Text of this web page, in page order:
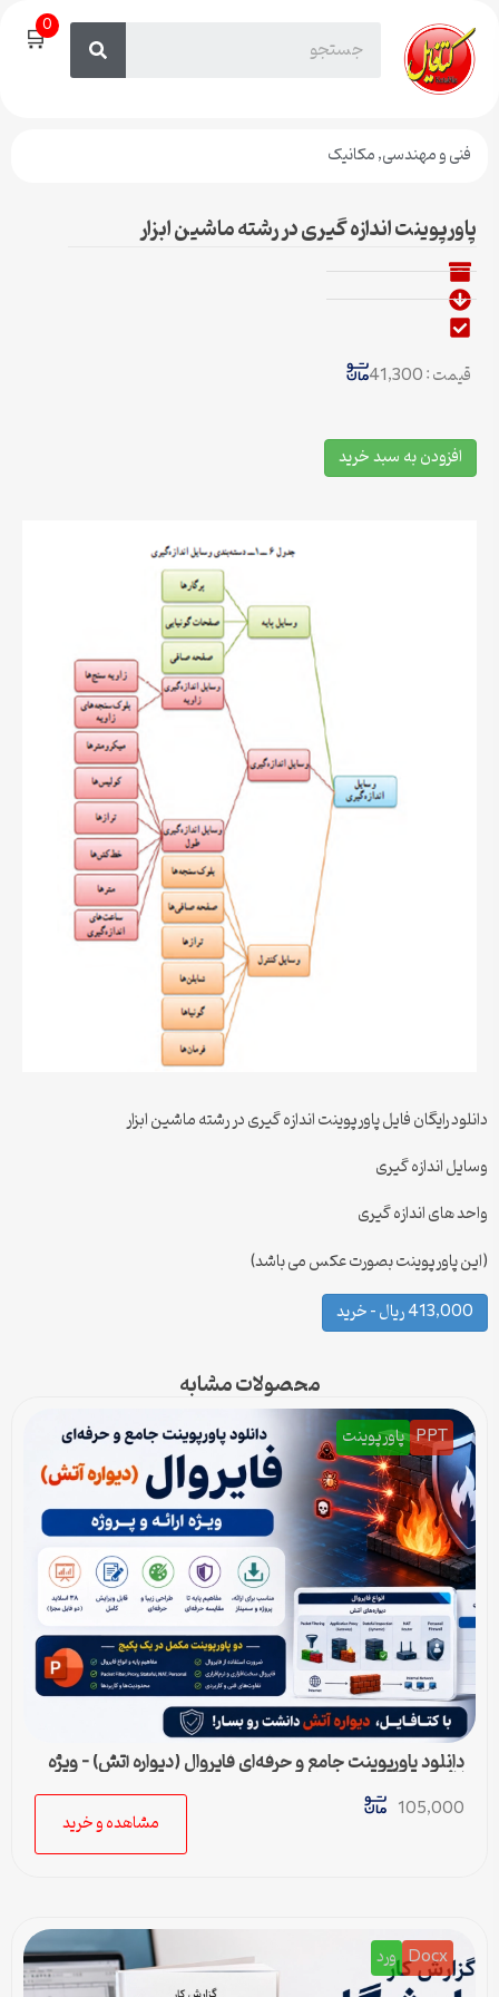
🛒0
فنی و مهندسی,مکانیک
پاورپوینت اندازه گیری در رشته ماشین ابزار
قیمت : 41,300
افزودن به سبد خرید
دانلود رایگان فایل پاورپوینت اندازه گیری در رشته ماشین ابزار
وسایل اندازه گیری
واحد های اندازه گیری
(این پاورپوینت بصورت عکس می باشد)
413,000 ریال – خرید
محصولات مشابه
PPT پاورپوینت
دانلود پاورپوینت جامع و حرفه‌ای فایروال (دیواره آتش) – ویژه
ارائه و پروژه
105,000
مشاهده و خرید
Docx ورد